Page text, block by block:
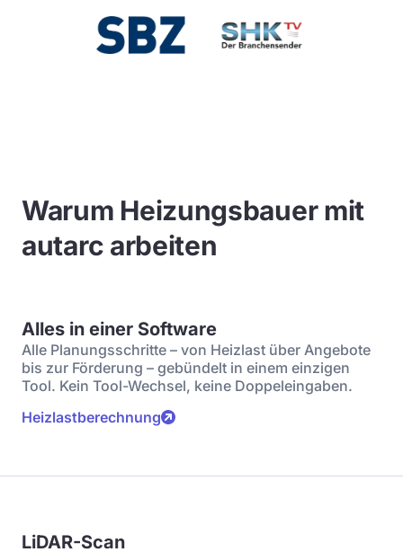
Warum Heizungsbauer mit
autarc arbeiten
Alles in einer Software
Alle Planungsschritte – von Heizlast über Angebote
bis zur Förderung – gebündelt in einem einzigen
Tool. Kein Tool-Wechsel, keine Doppeleingaben.
Heizlastberechnung
LiDAR-Scan